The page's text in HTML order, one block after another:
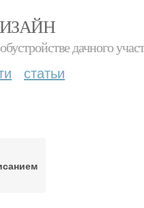
дачного
статьи